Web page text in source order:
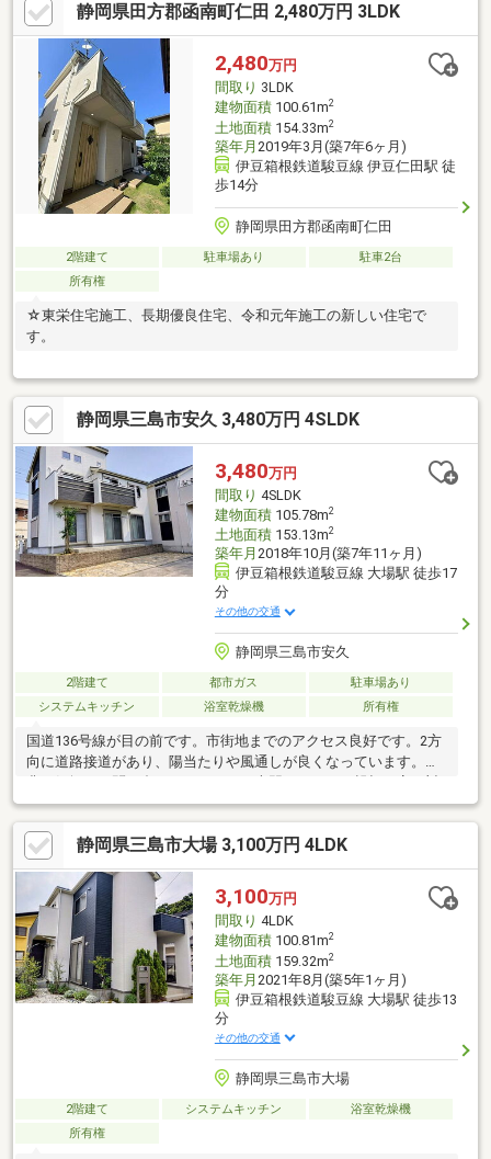
静岡県田方郡函南町仁田 2,480万円 3LDK
2,480万円
間取り 3LDK
建物面積100.61m2
土地面積154.33m2
築年月 2019年3月(築7年6ヶ月)
伊豆箱根鉄道駿豆線 伊豆仁田駅 徒
歩14分
静岡県田方郡函南町仁田
2階建て 駐車場あり
駐車2台
所有権
☆東栄住宅施工、長期優良住宅、令和元年施工の新しい住宅で
す。
静岡県三島市安久 3,480万円 4SLDK
3,480万円
間取り 4SLDK
建物面積105.78m2
土地面積153.13m2
築年月 2018年10月(築7年11ヶ月)
伊豆箱根鉄道駿豆線 大場駅 徒歩17
分
その他の交通
静岡県三島市安久
2階建て 都市ガス
駐車場あり
システムキッチン
浴室乾燥機 所有権
国道136号線が目の前です。市街地までのアクセス良好です。2方
向に道路接道があり、陽当たりや風通しが良くなっています。是
応いたします。
静岡県三島市大場 3,100万円 4LDK
3,100万円
間取り 4LDK
建物面積100.81m2
土地面積159.32m2
築年月 2021年8月(築5年1ヶ月)
伊豆箱根鉄道駿豆線 大場駅 徒歩13
分
その他の交通
静岡県三島市大場
2階建て システムキッチン
浴室乾燥機
所有権